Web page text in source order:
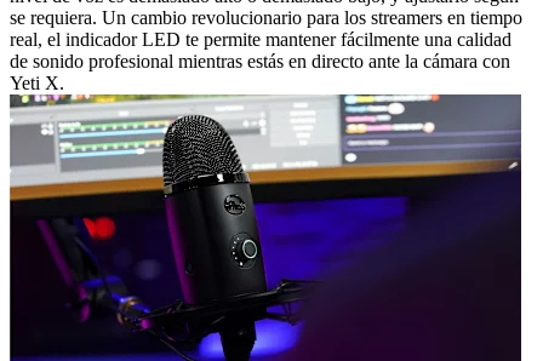
se requiera. Un cambio revolucionario para los streamers en tiempo
real, el indicador LED te permite mantener fácilmente una calidad
de sonido profesional mientras estás en directo ante la cámara con
Yeti X.